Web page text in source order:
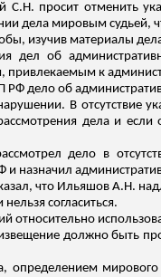
просит отменить
дела мировым судьей,
изучив материалы
дел об
к
РФ дело об
В отсутствие
дела и если
дело в
назначил
что Ильяшов А.Н.
согласиться.
относительно
должно быть
определением